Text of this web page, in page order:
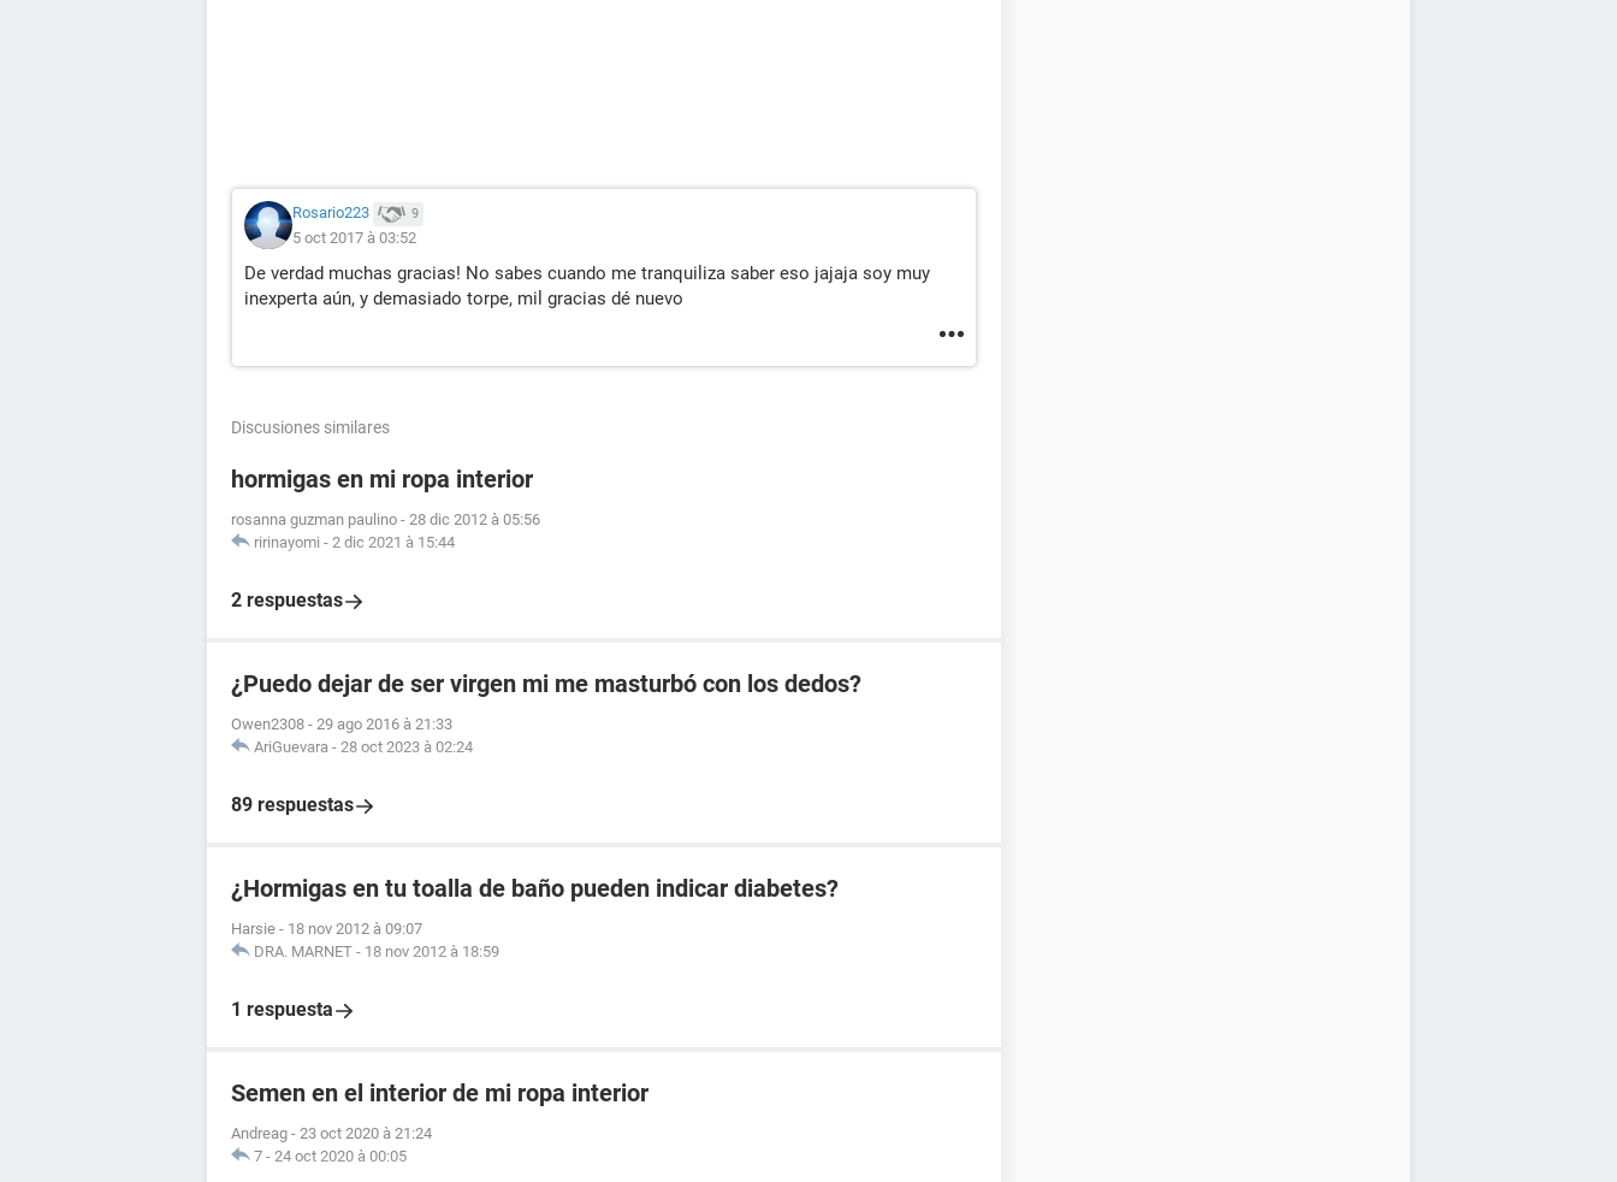
Rosario223 9
5 oct 2017 à 03:52
De verdad muchas gracias! No sabes cuando me tranquiliza saber eso jajaja soy muy
inexperta aún, y demasiado torpe, mil gracias dé nuevo
Discusiones similares
hormigas en mi ropa interior
rosanna guzman paulino - 28 dic 2012 à 05:56
ririnayomi - 2 dic 2021 à 15:44
2 respuestas
¿Puedo dejar de ser virgen mi me masturbó con los dedos?
Owen2308 - 29 ago 2016 à 21:33
AriGuevara - 28 oct 2023 à 02:24
89 respuestas
¿Hormigas en tu toalla de baño pueden indicar diabetes?
Harsie - 18 nov 2012 à 09:07
DRA. MARNET - 18 nov 2012 à 18:59
1 respuesta
Semen en el interior de mi ropa interior
Andreag - 23 oct 2020 à 21:24
7 - 24 oct 2020 à 00:05